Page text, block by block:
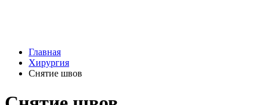
Главная
Хирургия
Снятие швов